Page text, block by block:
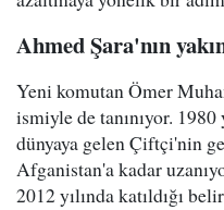
Ahmed Şara'nın
Yeni komutan Ömer
ismiyle de tanınıyor.
dünyaya gelen Çiftçi'nin
Afganistan'a kadar
2012 yılında katıldığı